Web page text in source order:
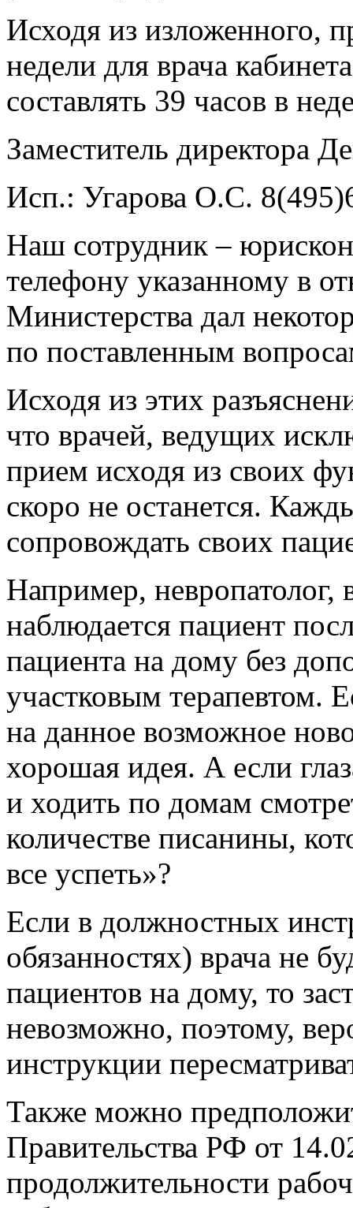
Исходя из изложенного,
недели для врача
составлять 39 часов в
Заместитель директора
Исп.: Угарова О.С.
Наш сотрудник –
телефону указанному в
Министерства дал
по поставленным
Исходя из этих
что врачей, ведущих
прием исходя из своих
скоро не останется.
сопровождать своих
Например, невропатолог,
наблюдается пациент
пациента на дому без
участковым терапевтом.
на данное возможное
хорошая идея. А если
и ходить по домам
количестве писанины,
все успеть»?
Если в должностных
обязанностях) врача не
пациентов на дому, то
невозможно, поэтому,
инструкции
Также можно
Правительства РФ от
продолжительности